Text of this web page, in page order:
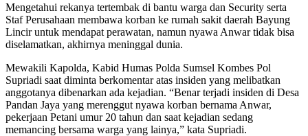
Mengetahui rekanya tertembak di bantu warga dan Security serta
Staf Perusahaan membawa korban ke rumah sakit daerah Bayung
Lincir untuk mendapat perawatan, namun nyawa Anwar tidak bisa
diselamatkan, akhirnya meninggal dunia.
Mewakili Kapolda, Kabid Humas Polda Sumsel Kombes Pol
Supriadi saat diminta berkomentar atas insiden yang melibatkan
anggotanya dibenarkan ada kejadian. “Benar terjadi insiden di Desa
Pandan Jaya yang merenggut nyawa korban bernama Anwar,
pekerjaan Petani umur 20 tahun dan saat kejadian sedang
memancing bersama warga yang lainya,” kata Supriadi.